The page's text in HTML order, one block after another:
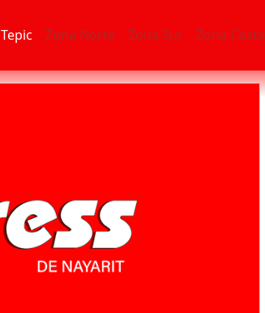
Tepic Zona Norte Zona Sur Zona Costa